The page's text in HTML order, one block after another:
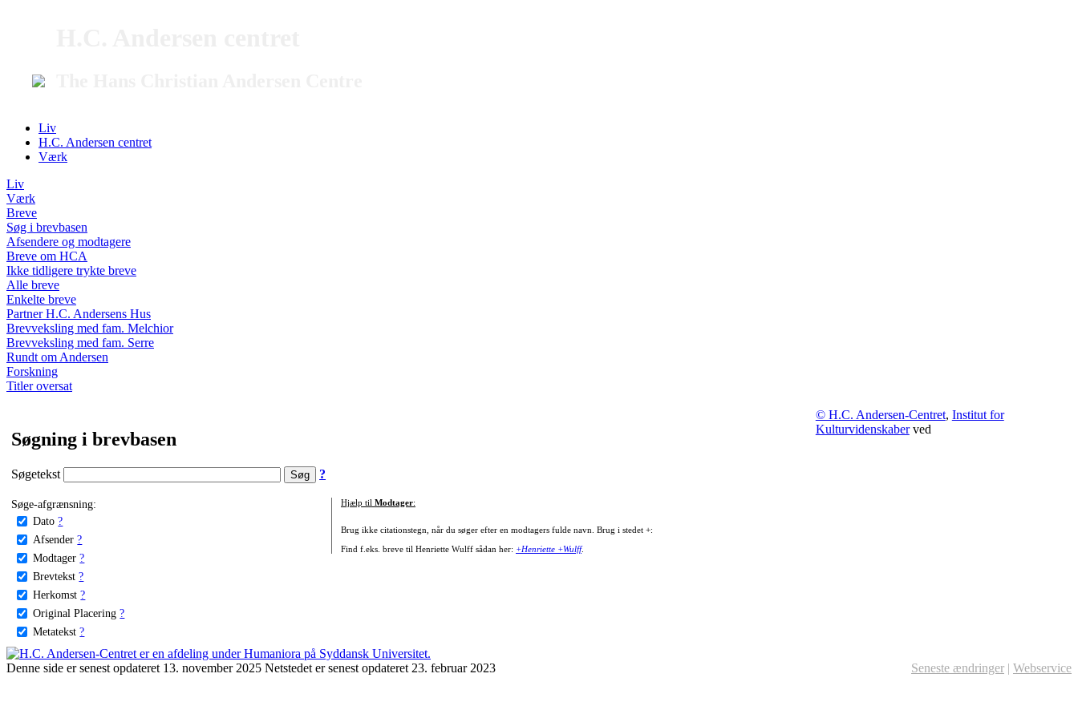
Liv
H.C. Andersen centret
Værk
Liv
Værk
Breve
Søg i brevbasen
Afsendere og modtagere
Breve om HCA
Ikke tidligere trykte breve
Alle breve
Enkelte breve
Partner H.C. Andersens Hus
Brevveksling med fam. Melchior
Brevveksling med fam. Serre
Rundt om Andersen
Forskning
Titler oversat
Søgning i brevbasen
Søgetekst ?
Søge-afgrænsning:
Dato ?
Afsender ?
Modtager ?
Brevtekst ?
Herkomst ?
Original Placering ?
Metatekst ?
Hjælp til Modtager:
Brug ikke citationstegn, når du søger efter en modtagers fulde navn. Brug i stedet +:
Find f.eks. breve til Henriette Wulff sådan her: +Henriette +Wulff.
© H.C. Andersen-Centret, Institut for
Kulturvidenskaberved
Denne side er senest opdateret 13. november 2025 Netstedet er senest opdateret 23. februar 2023 Seneste ændringer | Webservice